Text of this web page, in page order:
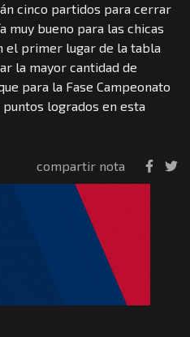
cinco partidos para cerrar
muy bueno para las chicas
el primer lugar de la tabla
la mayor cantidad de
para la Fase Campeonato
logrados en esta
compartir nota